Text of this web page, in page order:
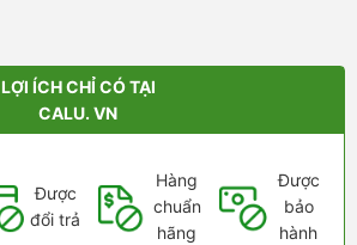
LỢI ÍCH CHỈ CÓ TẠI
CALU. VN
Được
đổi trả
Hàng
chuẩn
hãng
Được
bảo
hành